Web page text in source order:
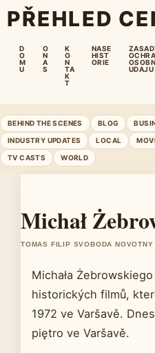
PŘEHLED
D
O
M
U
O
N
A
S
K
O
N
TA
K
T
NASE
HIST
ORIE
UDAJU
BEHIND THE SCENES BLOG
INDUSTRY UPDATES LOCAL
TV CASTS WORLD
Michał
TOMAS FILIP SVOBODA
Michała
historických filmů,
1972 ve Varšavě.
piętro ve Varšavě.